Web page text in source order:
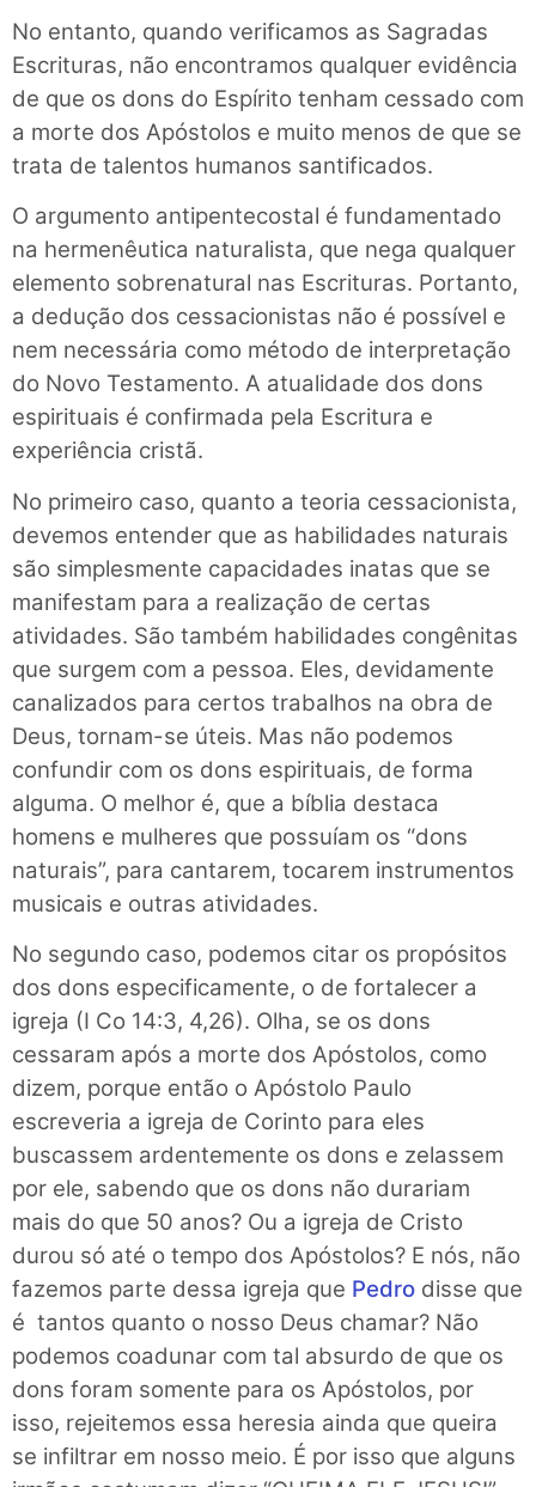
No entanto, quando verificamos as Sagradas
Escrituras, não encontramos qualquer evidência
de que os dons do Espírito tenham cessado com
a morte dos Apóstolos e muito menos de que se
trata de talentos humanos santificados.
O argumento antipentecostal é fundamentado
na hermenêutica naturalista, que nega qualquer
elemento sobrenatural nas Escrituras. Portanto,
a dedução dos cessacionistas não é possível e
nem necessária como método de interpretação
do Novo Testamento. A atualidade dos dons
espirituais é confirmada pela Escritura e
experiência cristã.
No primeiro caso, quanto a teoria cessacionista,
devemos entender que as habilidades naturais
são simplesmente capacidades inatas que se
manifestam para a realização de certas
atividades. São também habilidades congênitas
que surgem com a pessoa. Eles, devidamente
canalizados para certos trabalhos na obra de
Deus, tornam-se úteis. Mas não podemos
confundir com os dons espirituais, de forma
alguma. O melhor é, que a bíblia destaca
homens e mulheres que possuíam os “dons
naturais”, para cantarem, tocarem instrumentos
musicais e outras atividades.
No segundo caso, podemos citar os propósitos
dos dons especificamente, o de fortalecer a
igreja (I Co 14:3, 4,26). Olha, se os dons
cessaram após a morte dos Apóstolos, como
dizem, porque então o Apóstolo Paulo
escreveria a igreja de Corinto para eles
buscassem ardentemente os dons e zelassem
por ele, sabendo que os dons não durariam
mais do que 50 anos? Ou a igreja de Cristo
durou só até o tempo dos Apóstolos? E nós, não
fazemos parte dessa igreja que Pedro disse que
é tantos quanto o nosso Deus chamar? Não
podemos coadunar com tal absurdo de que os
dons foram somente para os Apóstolos, por
isso, rejeitemos essa heresia ainda que queira
se infiltrar em nosso meio. É por isso que alguns